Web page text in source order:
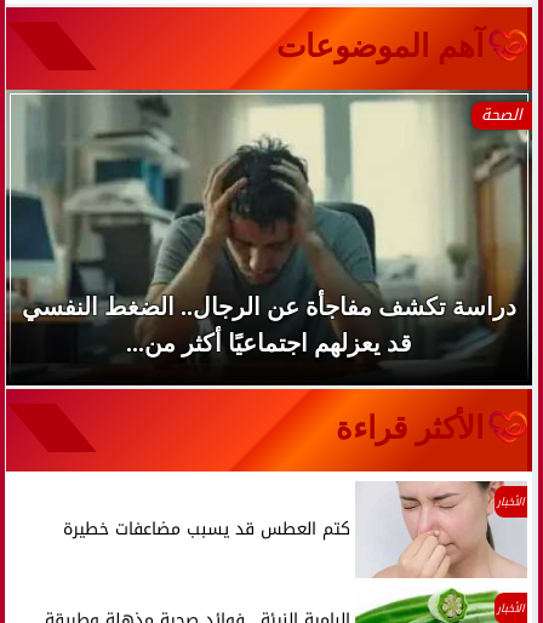
آهم الموضوعات
الصحة
دراسة تكشف مفاجأة عن الرجال.. الضغط النفسي
قد يعزلهم اجتماعيًا أكثر من...
الأكثر قراءة
الأخبار
كتم العطس قد يسبب مضاعفات خطيرة
الأخبار